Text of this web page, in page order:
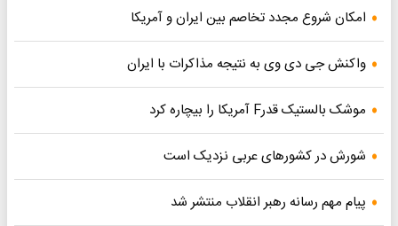
امکان شروع مجدد تخاصم‌ بین ایران و آمریکا
واکنش جی دی وی به نتیجه مذاکرات با ایران
موشک بالستیک قدرF آمریکا را بیچاره کرد
شورش در کشورهای عربی نزدیک است
پیام مهم رسانه رهبر انقلاب منتشر شد